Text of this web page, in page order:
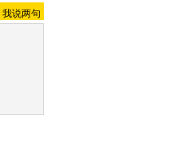
我说两句